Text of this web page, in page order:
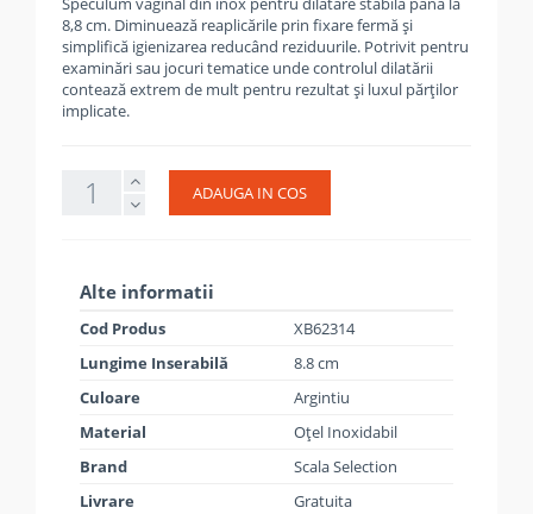
8,8 cm. Diminuează reaplicările prin fixare fermă și
simplifică igienizarea reducând reziduurile. Potrivit pentru
examinări sau jocuri tematice unde controlul dilatării
contează extrem de mult pentru rezultat și luxul părților
implicate.
ADAUGA IN COS
Alte informatii
Cod Produs
XB62314
Lungime Inserabilă
8.8 cm
Culoare
Argintiu
Material
Oțel Inoxidabil
Brand
Scala Selection
Livrare
Gratuita